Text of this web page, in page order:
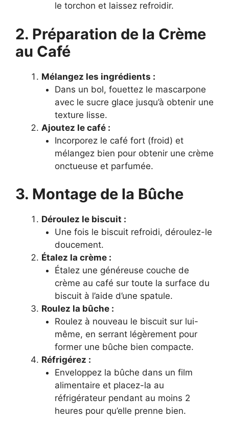
le torchon et laissez refroidir.
2. Préparation de la Crème
au Café
Mélangez les ingrédients :
Dans un bol, fouettez le mascarpone
avec le sucre glace jusqu’à obtenir une
texture lisse.
Ajoutez le café :
Incorporez le café fort (froid) et
mélangez bien pour obtenir une crème
onctueuse et parfumée.
3. Montage de la Bûche
Déroulez le biscuit :
Une fois le biscuit refroidi, déroulez-le
doucement.
Étalez la crème :
Étalez une généreuse couche de
crème au café sur toute la surface du
biscuit à l’aide d’une spatule.
Roulez la bûche :
Roulez à nouveau le biscuit sur lui-
même, en serrant légèrement pour
former une bûche bien compacte.
Réfrigérez :
Enveloppez la bûche dans un film
alimentaire et placez-la au
réfrigérateur pendant au moins 2
heures pour qu’elle prenne bien.